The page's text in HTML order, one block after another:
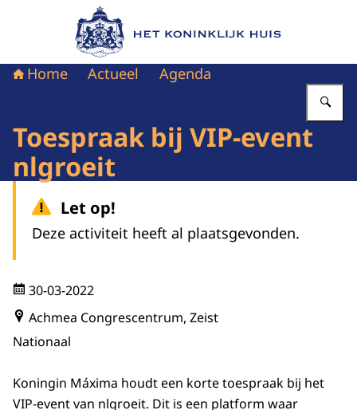
Naar de homepage van Het Koninklijk Huis
Home Actueel Agenda
Toespraak bij VIP-event
nlgroeit
Let op!
Deze activiteit heeft al plaatsgevonden.
30-03-2022
Achmea Congrescentrum, Zeist
Nationaal
Koningin Máxima houdt een korte toespraak bij het
VIP-event van nlgroeit. Dit is een platform waar